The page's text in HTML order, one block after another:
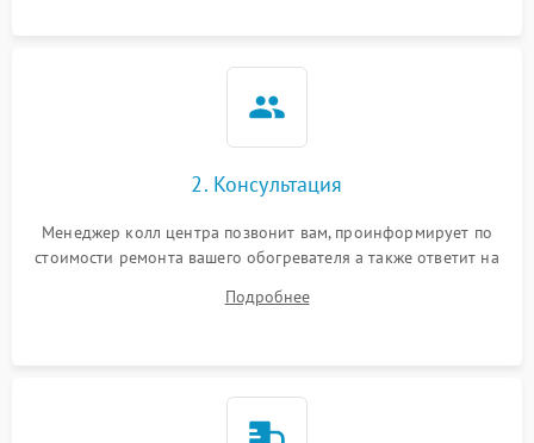
2. Консультация
Менеджер колл центра позвонит вам, проинформирует по
стоимости ремонта вашего обогревателя а также ответит на
Подробнее